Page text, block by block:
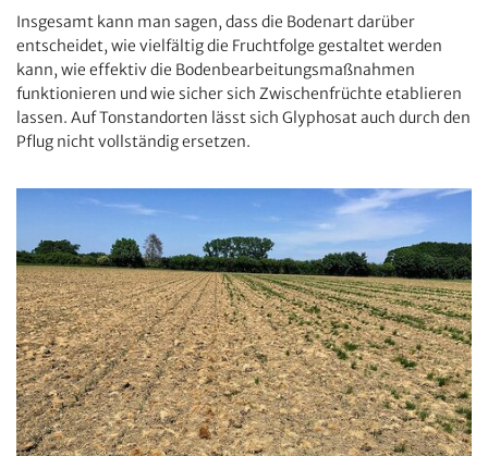
Insgesamt kann man sagen, dass die Bodenart darüber
entscheidet, wie vielfältig die Fruchtfolge gestaltet werden
kann, wie effektiv die Bodenbearbeitungsmaßnahmen
funktionieren und wie sicher sich Zwischenfrüchte etablieren
lassen. Auf Tonstandorten lässt sich Glyphosat auch durch den
Pflug nicht vollständig ersetzen.